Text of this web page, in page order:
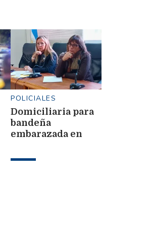
POLICIALES
Domiciliaria para
bandeña
embarazada en
drogas extensiva a